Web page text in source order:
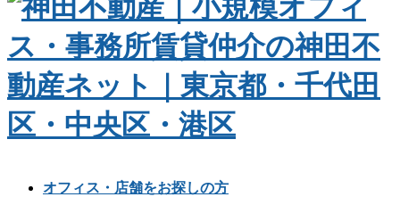
オフィス・店舗をお探しの方